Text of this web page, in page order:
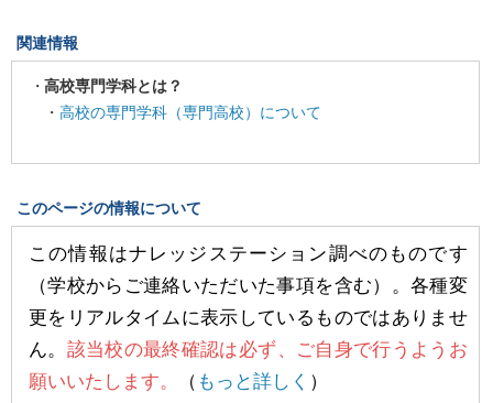
関連情報
高校専門学科とは？
・ 高校の専門学科（専門高校）について
このページの情報について
この情報はナレッジステーション調べのものです
（学校からご連絡いただいた事項を含む）。各種変
更をリアルタイムに表示しているものではありませ
ん。 該当校の最終確認は必ず、ご自身で行うようお
願いいたします。
（ もっと詳しく ）